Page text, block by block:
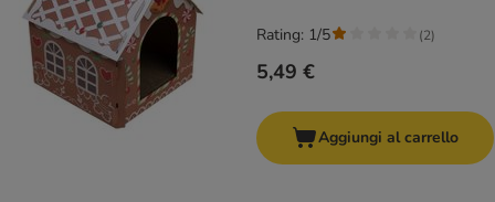
5,49 €
Rating: 1/5 (2)
Aggiungi al carrello